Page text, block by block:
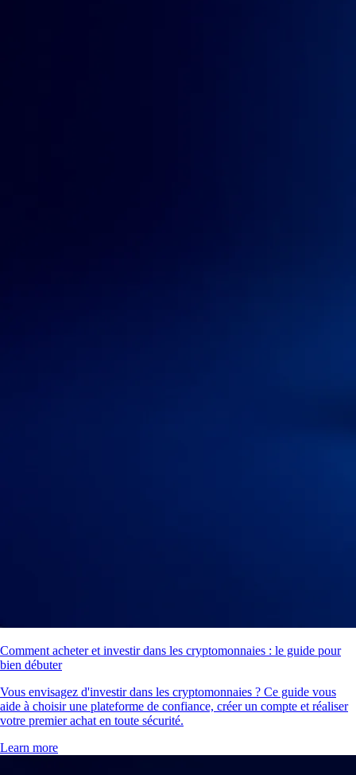
Comment acheter et investir dans les cryptomonnaies : le guide pour
bien débuter
Vous envisagez d'investir dans les cryptomonnaies ? Ce guide vous
aide à choisir une plateforme de confiance, créer un compte et réaliser
votre premier achat en toute sécurité.
Learn more